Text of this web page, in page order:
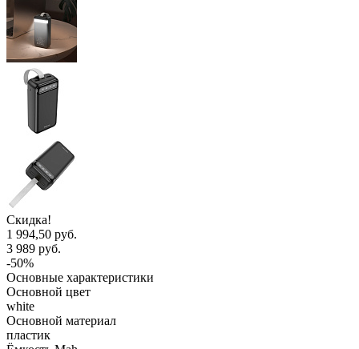
Скидка!
1 994,50 руб.
3 989 руб.
-50%
Основные характеристики
Основной цвет
white
Основной материал
пластик